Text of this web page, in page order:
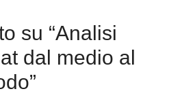
su “Analisi
dal medio al